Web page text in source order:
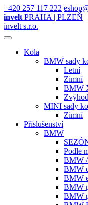
+420 257 117 222
invelt PRAHA | PLZEŇ
invelt s.r.o.
Kola
BMW sady
Letní
Zimní
BMW
MINI sady
Zimní
Příslušenství
BMW
Podle
BMW
BMW
BMW
BMW
BMW